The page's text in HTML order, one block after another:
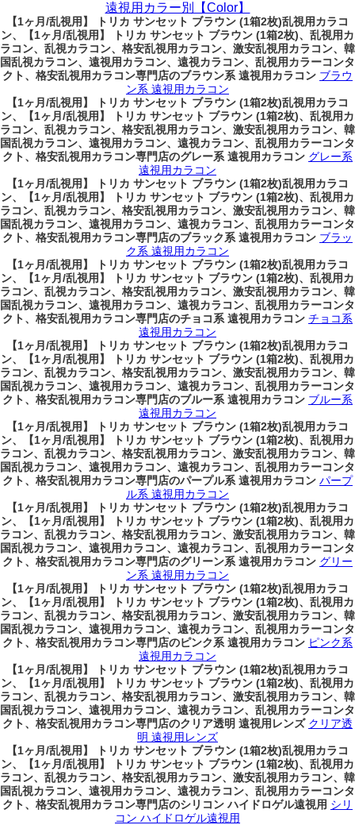
遠視用カラー別【Color】
【1ヶ月/乱視用】 トリカ サンセット ブラウン (1箱2枚)乱視用カラコ
ン、
【1ヶ月/乱視用】 トリカ サンセット ブラウン (1箱2枚)、乱視用カ
ラコン、乱視カラコン、格安乱視用カラコン、激安乱視用カラコン、韓
国乱視カラコン、遠視用カラコン、遠視カラコン、乱視用カラーコンタ
クト、格安乱視用カラコン専門店のブラウン系 遠視用カラコン ブラウ
ン系 遠視用カラコン
【1ヶ月/乱視用】 トリカ サンセット ブラウン (1箱2枚)乱視用カラコ
ン、
【1ヶ月/乱視用】 トリカ サンセット ブラウン (1箱2枚)、乱視用カ
ラコン、乱視カラコン、格安乱視用カラコン、激安乱視用カラコン、韓
国乱視カラコン、遠視用カラコン、遠視カラコン、乱視用カラーコンタ
クト、格安乱視用カラコン専門店のグレー系 遠視用カラコン グレー系
遠視用カラコン
【1ヶ月/乱視用】 トリカ サンセット ブラウン (1箱2枚)乱視用カラコ
ン、
【1ヶ月/乱視用】 トリカ サンセット ブラウン (1箱2枚)、乱視用カ
ラコン、乱視カラコン、格安乱視用カラコン、激安乱視用カラコン、韓
国乱視カラコン、遠視用カラコン、遠視カラコン、乱視用カラーコンタ
クト、格安乱視用カラコン専門店のブラック系 遠視用カラコン ブラッ
ク系 遠視用カラコン
【1ヶ月/乱視用】 トリカ サンセット ブラウン (1箱2枚)乱視用カラコ
ン、
【1ヶ月/乱視用】 トリカ サンセット ブラウン (1箱2枚)、乱視用カ
ラコン、乱視カラコン、格安乱視用カラコン、激安乱視用カラコン、韓
国乱視カラコン、遠視用カラコン、遠視カラコン、乱視用カラーコンタ
クト、格安乱視用カラコン専門店のチョコ系 遠視用カラコン チョコ系
遠視用カラコン
【1ヶ月/乱視用】 トリカ サンセット ブラウン (1箱2枚)乱視用カラコ
ン、
【1ヶ月/乱視用】 トリカ サンセット ブラウン (1箱2枚)、乱視用カ
ラコン、乱視カラコン、格安乱視用カラコン、激安乱視用カラコン、韓
国乱視カラコン、遠視用カラコン、遠視カラコン、乱視用カラーコンタ
クト、格安乱視用カラコン専門店のブルー系 遠視用カラコン ブルー系
遠視用カラコン
【1ヶ月/乱視用】 トリカ サンセット ブラウン (1箱2枚)乱視用カラコ
ン、
【1ヶ月/乱視用】 トリカ サンセット ブラウン (1箱2枚)、乱視用カ
ラコン、乱視カラコン、格安乱視用カラコン、激安乱視用カラコン、韓
国乱視カラコン、遠視用カラコン、遠視カラコン、乱視用カラーコンタ
クト、格安乱視用カラコン専門店のパープル系 遠視用カラコン パープ
ル系 遠視用カラコン
【1ヶ月/乱視用】 トリカ サンセット ブラウン (1箱2枚)乱視用カラコ
ン、
【1ヶ月/乱視用】 トリカ サンセット ブラウン (1箱2枚)、乱視用カ
ラコン、乱視カラコン、格安乱視用カラコン、激安乱視用カラコン、韓
国乱視カラコン、遠視用カラコン、遠視カラコン、乱視用カラーコンタ
クト、格安乱視用カラコン専門店のグリーン系 遠視用カラコン グリー
ン系 遠視用カラコン
【1ヶ月/乱視用】 トリカ サンセット ブラウン (1箱2枚)乱視用カラコ
ン、
【1ヶ月/乱視用】 トリカ サンセット ブラウン (1箱2枚)、乱視用カ
ラコン、乱視カラコン、格安乱視用カラコン、激安乱視用カラコン、韓
国乱視カラコン、遠視用カラコン、遠視カラコン、乱視用カラーコンタ
クト、格安乱視用カラコン専門店のピンク系 遠視用カラコン ピンク系
遠視用カラコン
【1ヶ月/乱視用】 トリカ サンセット ブラウン (1箱2枚)乱視用カラコ
ン、
【1ヶ月/乱視用】 トリカ サンセット ブラウン (1箱2枚)、乱視用カ
ラコン、乱視カラコン、格安乱視用カラコン、激安乱視用カラコン、韓
国乱視カラコン、遠視用カラコン、遠視カラコン、乱視用カラーコンタ
クト、格安乱視用カラコン専門店のクリア透明 遠視用レンズ クリア透
明 遠視用レンズ
【1ヶ月/乱視用】 トリカ サンセット ブラウン (1箱2枚)乱視用カラコ
ン、
【1ヶ月/乱視用】 トリカ サンセット ブラウン (1箱2枚)、乱視用カ
ラコン、乱視カラコン、格安乱視用カラコン、激安乱視用カラコン、韓
国乱視カラコン、遠視用カラコン、遠視カラコン、乱視用カラーコンタ
クト、格安乱視用カラコン専門店のシリコン ハイドロゲル遠視用 シリ
コン ハイドロゲル遠視用